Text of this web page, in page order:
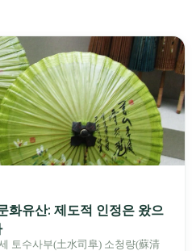
화유산: 제도적 인정은 왔으
토수사부(土水司阜) 소청량(蘇清